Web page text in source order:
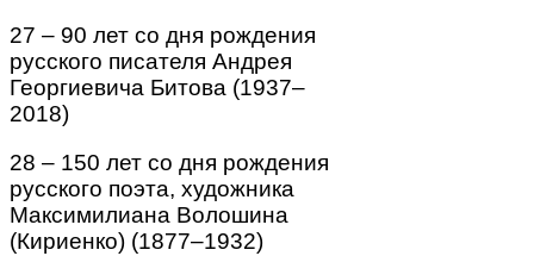
27 – 90 лет со дня рождения
русского писателя Андрея
Георгиевича Битова (1937–
2018)
28 – 150 лет со дня рождения
русского поэта, художника
Максимилиана Волошина
(Кириенко) (1877–1932)